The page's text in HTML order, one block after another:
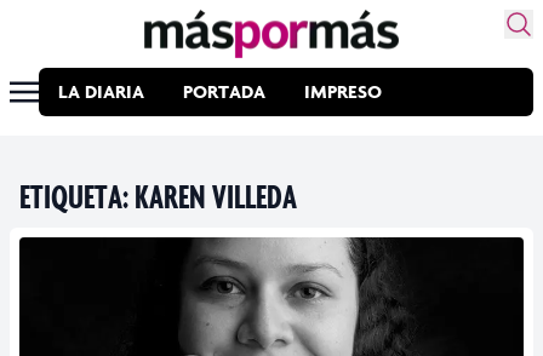
LA DIARIA PORTADA IMPRESO
ETIQUETA:KAREN VILLEDA